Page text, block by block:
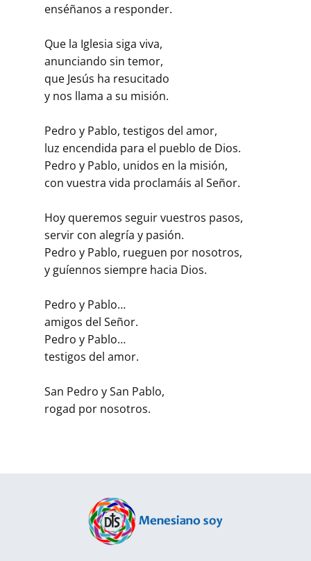
enséñanos a responder.
Que la Iglesia siga viva,
anunciando sin temor,
que Jesús ha resucitado
y nos llama a su misión.
Pedro y Pablo, testigos del amor,
luz encendida para el pueblo de Dios.
Pedro y Pablo, unidos en la misión,
con vuestra vida proclamáis al Señor.
Hoy queremos seguir vuestros pasos,
servir con alegría y pasión.
Pedro y Pablo, rueguen por nosotros,
y guíennos siempre hacia Dios.
Pedro y Pablo…
amigos del Señor.
Pedro y Pablo…
testigos del amor.
San Pedro y San Pablo,
rogad por nosotros.